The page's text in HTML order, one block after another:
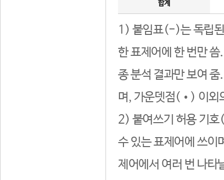
합계
1) 붙임표(-)는 독립된
한 표제어에 한 번만
종 분석 결과만 보여
며, 가운뎃점(•) 이외
2) 붙여쓰기 허용 기호
수 있는 표제어에 쓰이
제어에서 여러 번 나타